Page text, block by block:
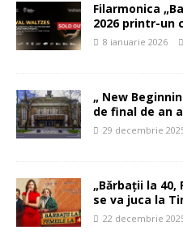
Filarmonica
2026 printr-un
8 ianuarie 2026
„ New
de final de an
29 decembrie
„Bărbații la 40,
se va juca la
22 decembrie